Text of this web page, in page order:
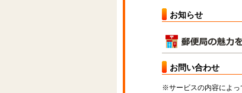
お知らせ
お問い合わせ
※サービスの内容によっ